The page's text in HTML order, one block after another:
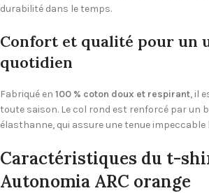
durabilité dans le temps.
Confort et qualité pour un
quotidien
Fabriqué en 100 % coton doux et respirant, il
toute saison. Le col rond est renforcé par un
élasthanne, qui assure une tenue impeccable
Caractéristiques du t-
Autonomia ARC orange